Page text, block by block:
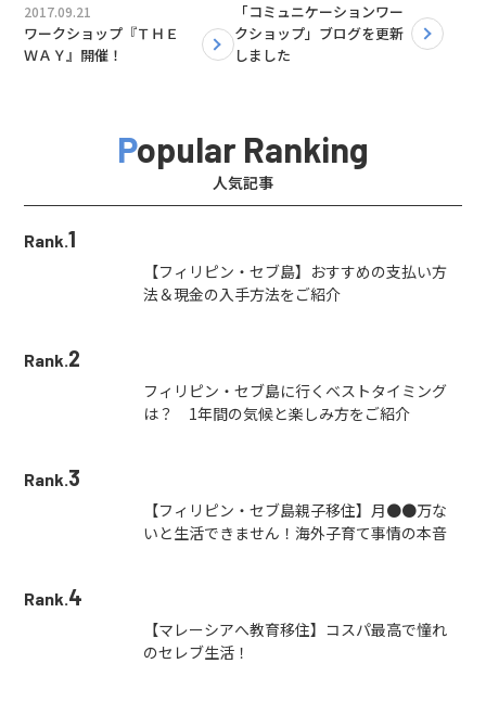
2017.09.21
ワークショップ『ＴＨＥ
ＷＡＹ』開催！
「コミュニケーションワー
クショップ」ブログを更新
しました
Popular Ranking
人気記事
Rank.1
【フィリピン・セブ島】おすすめの支払い方
法＆現金の入手方法をご紹介
Rank.2
フィリピン・セブ島に行くベストタイミング
は？ 1年間の気候と楽しみ方をご紹介
Rank.3
【フィリピン・セブ島親子移住】月●●万な
いと生活できません！海外子育て事情の本音
Rank.4
【マレーシアへ教育移住】コスパ最高で憧れ
のセレブ生活！